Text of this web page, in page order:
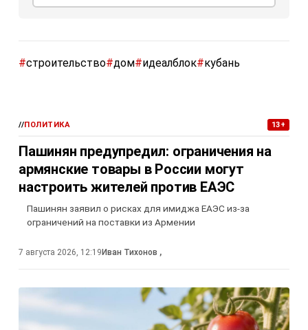
#строительство#дом#идеалблок#кубань
//ПОЛИТИКА 13+
Пашинян предупредил: ограничения на
армянские товары в России могут
настроить жителей против ЕАЭС
Пашинян заявил о рисках для имиджа ЕАЭС из-за
ограничений на поставки из Армении
7 августа 2026, 12:19Иван Тихонов ,